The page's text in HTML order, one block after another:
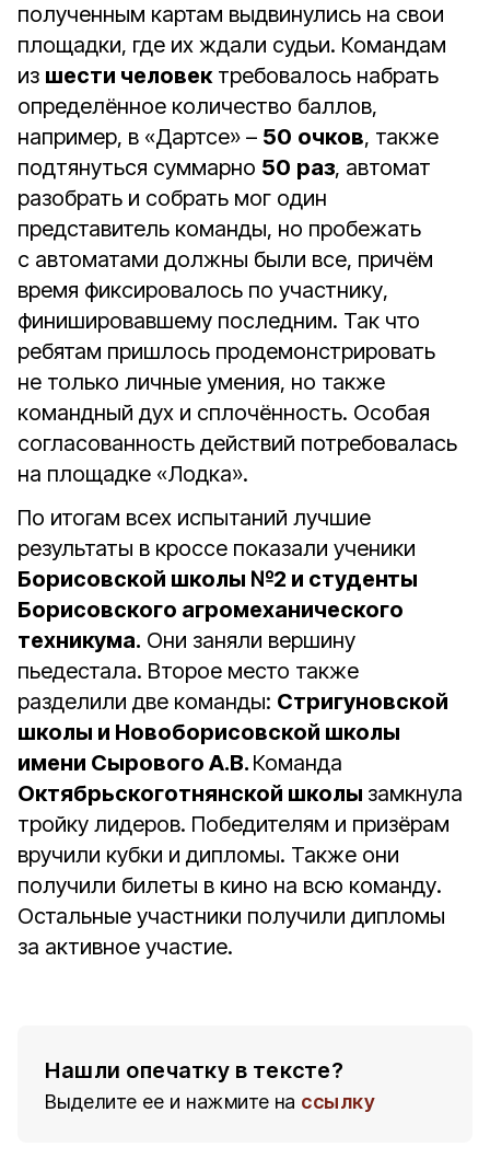
полученным картам выдвинулись на свои
площадки, где их ждали судьи. Командам
из шести человектребовалось набрать
определённое количество баллов,
например, в «Дартсе» – 50 очков, также
подтянуться суммарно 50 раз, автомат
разобрать и собрать мог один
представитель команды, но пробежать
с автоматами должны были все, причём
время фиксировалось по участнику,
финишировавшему последним. Так что
ребятам пришлось продемонстрировать
не только личные умения, но также
командный дух и сплочённость. Особая
согласованность действий потребовалась
на площадке «Лодка».
По итогам всех испытаний лучшие
результаты в кроссе показали ученики
Борисовской школы №2 и студенты
Борисовского агромеханического
техникума. Они заняли вершину
пьедестала. Второе место также
разделили две команды: Стригуновской
школы и Новоборисовской школы
имени Сырового А.В. Команда
Октябрьскоготнянской школы замкнула
тройку лидеров. Победителям и призёрам
вручили кубки и дипломы. Также они
получили билеты в кино на всю команду.
Остальные участники получили дипломы
за активное участие.
Нашли опечатку в тексте?
Выделите ее и нажмите на ссылку